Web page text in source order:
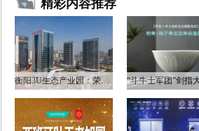
精彩内容推荐
衡阳3U生态产业园：荣电集团的政企合作新答卷